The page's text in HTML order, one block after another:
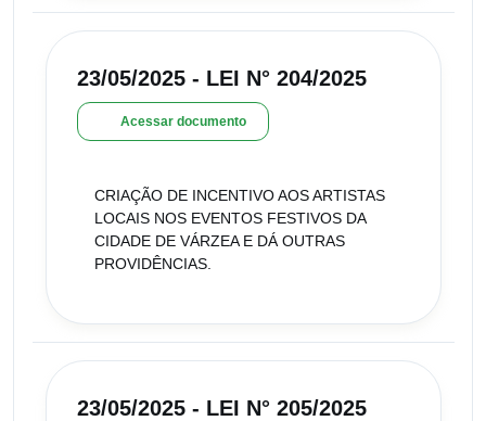
23/05/2025 - LEI N° 204/2025
Acessar documento
CRIAÇÃO DE INCENTIVO AOS ARTISTAS
LOCAIS NOS EVENTOS FESTIVOS DA
CIDADE DE VÁRZEA E DÁ OUTRAS
PROVIDÊNCIAS.
23/05/2025 - LEI N° 205/2025